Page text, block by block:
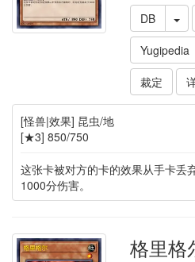
DB
Yugipedia
裁定
[怪兽|效果] 昆虫/地
[★3] 850/750
这张卡被对方的卡的效果从手卡丢
1000分伤害。
格里格